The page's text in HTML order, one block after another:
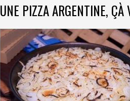
UNE PIZZA ARGENTINE, ÇÀ